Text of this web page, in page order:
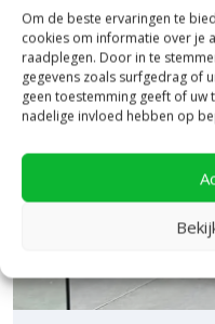
Om de beste ervaringen te
cookies om informatie over je
raadplegen. Door in te
gegevens zoals surfgedrag of
geen toestemming geeft of uw
nadelige invloed hebben op